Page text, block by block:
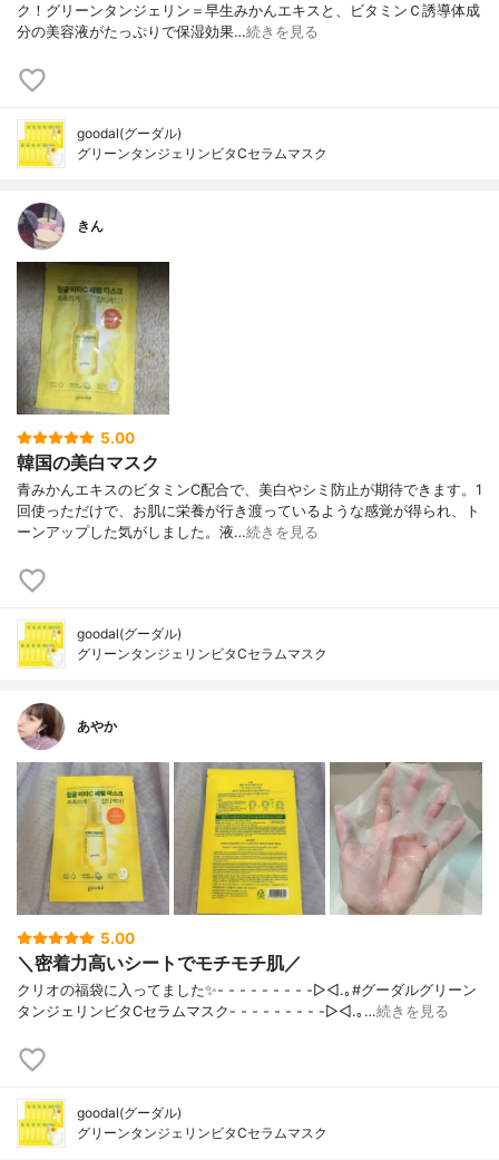
ク！グリーンタンジェリン＝早生みかんエキスと、ビタミンＣ誘導体成
分の美容液がたっぷりで保湿効果…続きを見る
goodal(グーダル)
グリーンタンジェリンビタCセラムマスク
きん
5.00
韓国の美白マスク
青みかんエキスのビタミンC配合で、美白やシミ防止が期待できます。1
回使っただけで、お肌に栄養が行き渡っているような感覚が得られ、ト
ーンアップした気がしました。液…続きを見る
goodal(グーダル)
グリーンタンジェリンビタCセラムマスク
あやか
5.00
＼密着力高いシートでモチモチ肌／
クリオの福袋に入ってました✨- - - - - - - - -▷◁.｡#グーダルグリーン
タンジェリンビタCセラムマスク- - - - - - - - -▷◁.｡…続きを見る
goodal(グーダル)
グリーンタンジェリンビタCセラムマスク